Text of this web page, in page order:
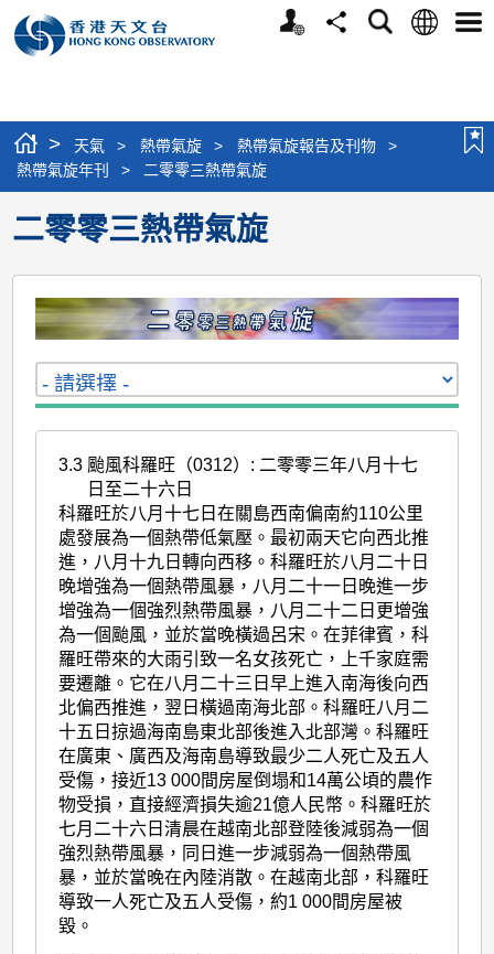
個
分
搜
語
選
> 天氣 > 熱帶氣旋 > 熱帶氣旋報告及刊物
>
熱帶氣旋年刊
> 二零零三熱帶氣旋
二零零三熱帶氣旋
3.3 颱風科羅旺（0312）: 二零零三年八月十七
日至二十六日
科羅旺於八月十七日在關島西南偏南約110公里
處發展為一個熱帶低氣壓。最初兩天它向西北推
進，八月十九日轉向西移。科羅旺於八月二十日
晚增強為一個熱帶風暴，八月二十一日晚進一步
增強為一個強烈熱帶風暴，八月二十二日更增強
為一個颱風，並於當晚橫過呂宋。在菲律賓，科
羅旺帶來的大雨引致一名女孩死亡，上千家庭需
要遷離。它在八月二十三日早上進入南海後向西
北偏西推進，翌日橫過南海北部。科羅旺八月二
十五日掠過海南島東北部後進入北部灣。科羅旺
在廣東、廣西及海南島導致最少二人死亡及五人
受傷，接近13 000間房屋倒塌和14萬公頃的農作
物受損，直接經濟損失逾21億人民幣。科羅旺於
七月二十六日清晨在越南北部登陸後減弱為一個
強烈熱帶風暴，同日進一步減弱為一個熱帶風
暴，並於當晚在內陸消散。在越南北部，科羅旺
導致一人死亡及五人受傷，約1 000間房屋被
毀。